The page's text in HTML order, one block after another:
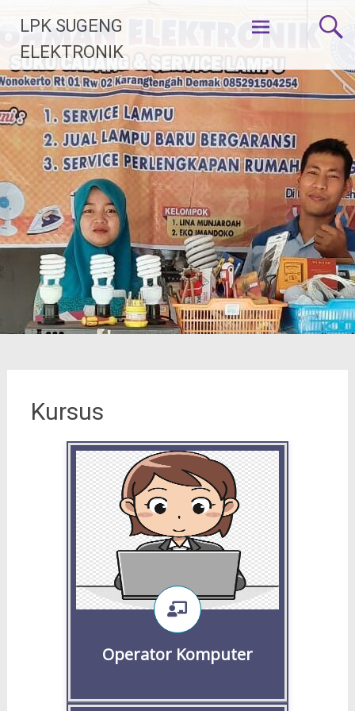
konten
LPK SUGENG
ELEKTRONIK
Kursus
Operator Komputer
Setelah mengikuti pelatihan ini
peserta kompeten
mengoperasikan program
aplikasi office : Word, Excel,
Powerpoint dan internet
Selengkapnya
Daftar